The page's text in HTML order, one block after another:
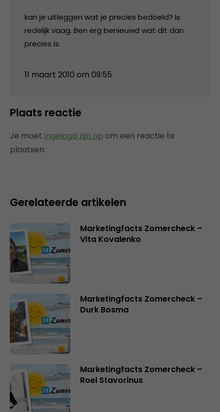
kan je uitleggen wat je precies bedoeld? Is
redelijk vaag. Ben erg benieuwd wat dit dan
precies is.
11 maart 2010 om 09:55
Plaats reactie
Je moet ingelogd zijn op om een reactie te
plaatsen.
Gerelateerde artikelen
Marketingfacts Zomercheck –
Vita Kovalenko
Marketingfacts Zomercheck –
Durk Bosma
Marketingfacts Zomercheck –
Roel Stavorinus